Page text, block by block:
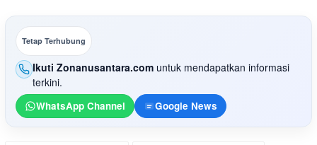
Tetap Terhubung
Ikuti Zonanusantara.com untuk mendapatkan informasi
terkini.
WhatsApp Channel Google News